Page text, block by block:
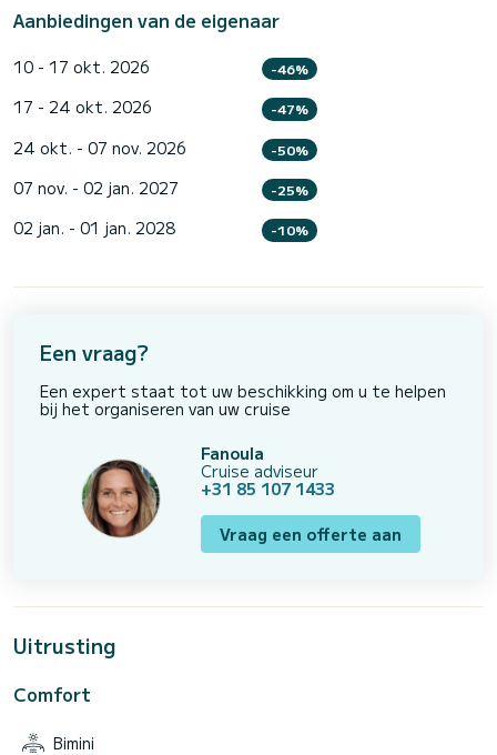
Aanbiedingen van de eigenaar
10 - 17 okt. 2026 -46%
17 - 24 okt. 2026 -47%
24 okt. - 07 nov. 2026 -50%
07 nov. - 02 jan. 2027 -25%
02 jan. - 01 jan. 2028 -10%
Een vraag?
Een expert staat tot uw beschikking om u te helpen
bij het organiseren van uw cruise
Fanoula
Cruise adviseur
+31 85 107 1433
Vraag een offerte aan
Uitrusting
Comfort
Bimini